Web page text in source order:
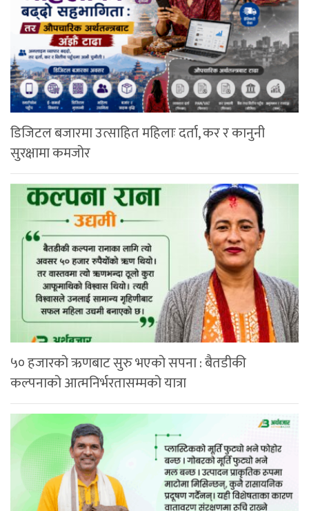
डिजिटल बजारमा उत्साहित महिलाः दर्ता, कर र कानुनी
सुरक्षामा कमजोर
५० हजारको ऋणबाट सुरु भएको सपना : बैतडीकी
कल्पनाको आत्मनिर्भरतासम्मको यात्रा